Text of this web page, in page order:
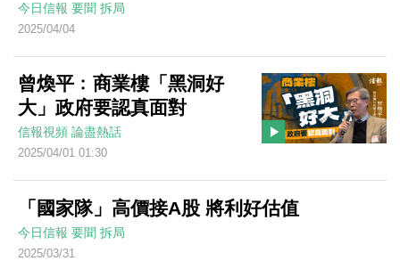
今日信報 要聞 拆局
2025/04/04
曾煥平﹕商業樓「黑洞好
大」政府要認真面對
信報視頻 論盡熱話
2025/04/01 01:30
「國家隊」高價接A股 將利好估值
今日信報 要聞 拆局
2025/03/31